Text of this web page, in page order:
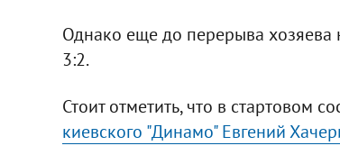
Однако еще до перерыва хозяева
3:2.
Стоит отметить, что в стартовом
киевского "Динамо" Евгений